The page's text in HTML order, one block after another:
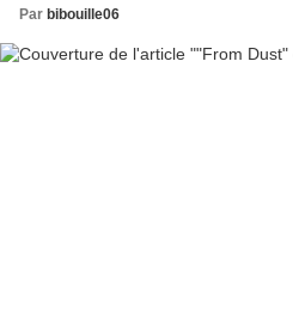
Par bibouille06